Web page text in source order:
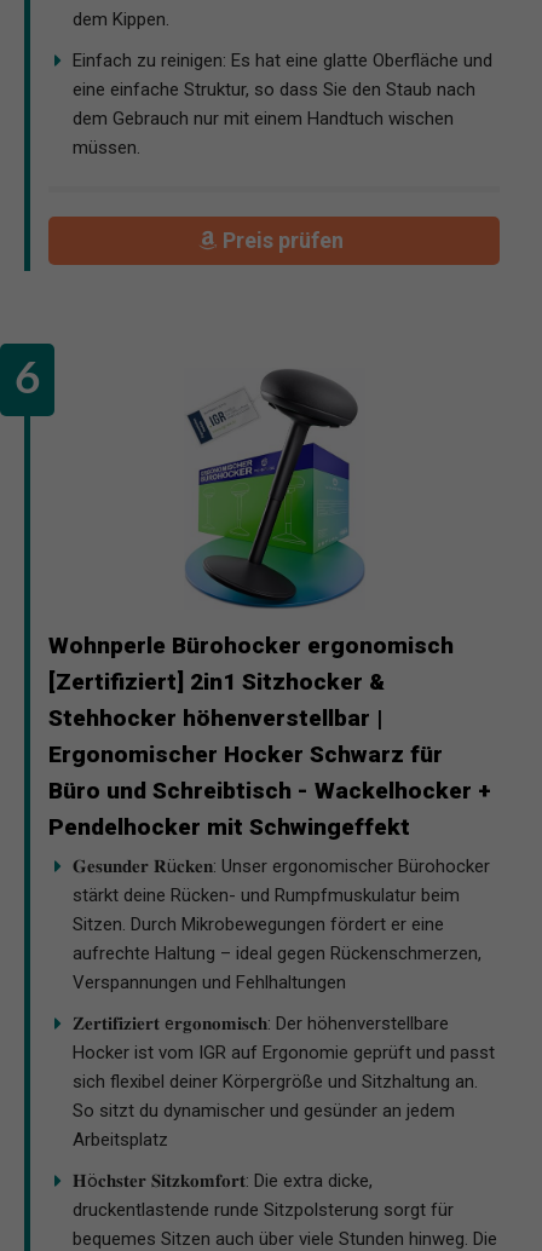
dem Kippen.
Einfach zu reinigen: Es hat eine glatte Oberfläche und
eine einfache Struktur, so dass Sie den Staub nach
dem Gebrauch nur mit einem Handtuch wischen
müssen.
Preis prüfen
Wohnperle Bürohocker ergonomisch
[Zertifiziert] 2in1 Sitzhocker &
Stehhocker höhenverstellbar |
Ergonomischer Hocker Schwarz für
Büro und Schreibtisch - Wackelhocker +
Pendelhocker mit Schwingeffekt
𝐆𝐞𝐬𝐮𝐧𝐝𝐞𝐫 𝐑ü𝐜𝐤𝐞𝐧: Unser ergonomischer Bürohocker
stärkt deine Rücken- und Rumpfmuskulatur beim
Sitzen. Durch Mikrobewegungen fördert er eine
aufrechte Haltung – ideal gegen Rückenschmerzen,
Verspannungen und Fehlhaltungen
𝐙𝐞𝐫𝐭𝐢𝐟𝐢𝐳𝐢𝐞𝐫𝐭 e𝐫𝐠𝐨𝐧𝐨𝐦𝐢𝐬𝐜𝐡: Der höhenverstellbare
Hocker ist vom IGR auf Ergonomie geprüft und passt
sich flexibel deiner Körpergröße und Sitzhaltung an.
So sitzt du dynamischer und gesünder an jedem
Arbeitsplatz
𝐇ö𝐜𝐡𝐬𝐭𝐞𝐫 𝐒𝐢𝐭𝐳𝐤𝐨𝐦𝐟𝐨𝐫𝐭: Die extra dicke,
druckentlastende runde Sitzpolsterung sorgt für
bequemes Sitzen auch über viele Stunden hinweg. Die